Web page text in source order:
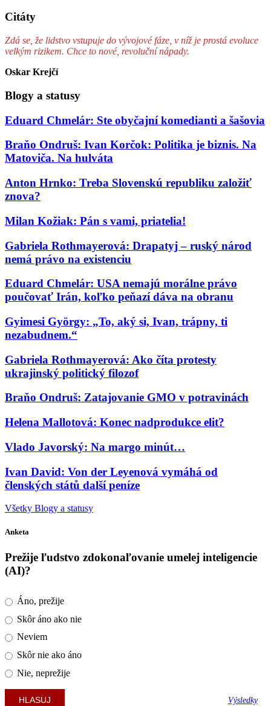
Citáty
Zdá se, že lidstvo vstupuje do vývojové fáze, v níž je prostá evoluce
velkým rizikem. Chce to nové, revoluční nápady.
Oskar Krejčí
Blogy a statusy
Eduard Chmelár: Ste obyčajní komedianti a šašovia
Braňo Ondruš: Ivan Korčok: Politika je biznis. Na
Matoviča. Na hulváta
Anton Hrnko: Treba Slovenskú republiku založiť
znova?
Milan Kožiak: Pán s vami, priatelia!
Gabriela Rothmayerová: Drapatyj – ruský národ
nemá právo na existenciu
Eduard Chmelár: USA nemajú morálne právo
poučovať Irán, koľko peňazí dáva na obranu
Gyimesi György: „To, aký si, Ivan, trápny, ti
nezabudnem.“
Gabriela Rothmayerová: Ako číta protesty
ukrajinský politický filozof
Braňo Ondruš: Zatajovanie GMO v potravinách
Helena Mallotová: Konec nadprodukce elit?
Vlado Javorský: Na margo minút…
Ivan David: Von der Leyenová vymáhá od
členských států další peníze
Všetky Blogy a statusy
Anketa
Prežije ľudstvo zdokonaľovanie umelej inteligencie
(AI)?
Áno, prežije
Skôr áno ako nie
Neviem
Skôr nie ako áno
Nie, neprežije
Výsledky